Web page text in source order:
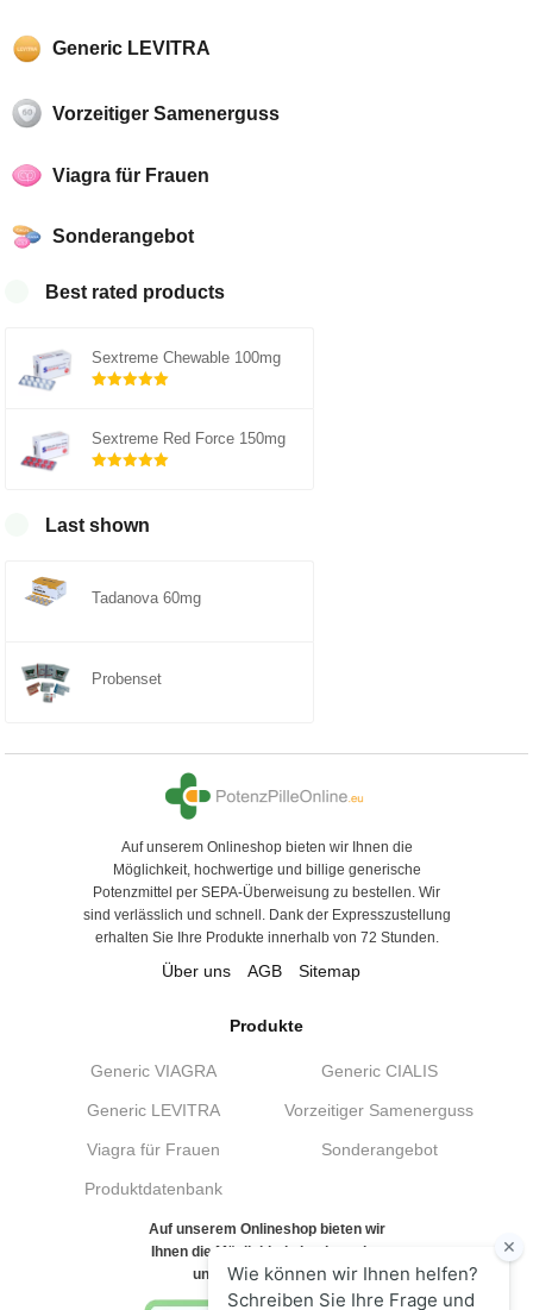
Generic LEVITRA
Vorzeitiger Samenerguss
Viagra für Frauen
Sonderangebot
Best rated products
Sextreme Chewable 100mg
5
Sextreme Red Force 150mg
Last shown
Tadanova 60mg
Probenset
Auf unserem Onlineshop bieten wir Ihnen die
Möglichkeit, hochwertige und billige generische
Potenzmittel per SEPA-Überweisung zu bestellen. Wir
sind verlässlich und schnell. Dank der Expresszustellung
erhalten Sie Ihre Produkte innerhalb von 72 Stunden.
Über uns AGB Sitemap
Produkte
Generic VIAGRA Generic CIALIS
Generic LEVITRA Vorzeitiger Samenerguss
Viagra für Frauen Sonderangebot
Produktdatenbank
Auf unserem Onlineshop bieten wir
Ihnen die Möglichkeit, hochwertige
und billige generische